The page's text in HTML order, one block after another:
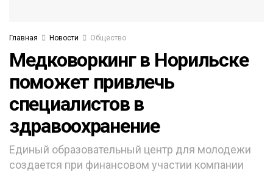
Главная Новости Общество
Медковоркинг в Норильске
поможет привлечь
специалистов в
здравоохранение
Единый образовательный центр для молодежи
создается при финансовом участии компании